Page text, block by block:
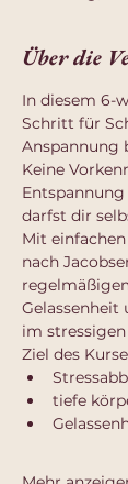
Über die
In diesem 6-
Schritt für
Anspannung
Keine
darfst dir
Mit
nach
Gelassenheit
im
Ziel des
tiefe